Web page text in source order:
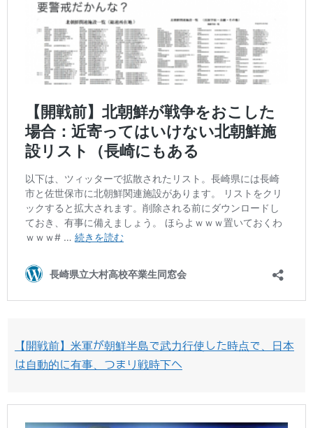
【開戦前】米軍が朝鮮半島で武力行使した時点で、日本
は自動的に有事、つまり戦時下へ